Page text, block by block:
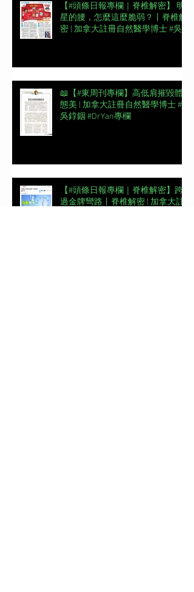
【#頭條日報專欄｜脊椎解密】 明
星的腰，怎麼這麼脆弱？丨脊椎解
密 | 加拿大註冊自然醫學博士 #吳
📖【#東周刊專欄】高低肩摧毀體
態美 | 加拿大註冊自然醫學博士 #
吳錞銦 #DrYan專欄
【#頭條日報專欄｜脊椎解密】跨
過金牌彎路丨脊椎解密 | 加拿大註